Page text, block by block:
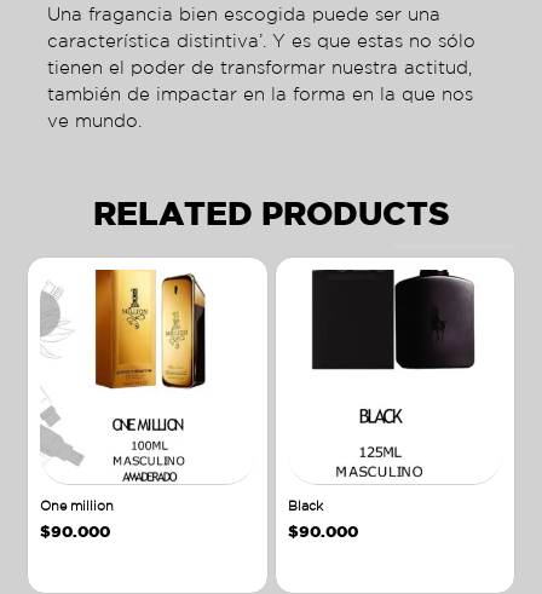
Una fragancia bien escogida puede ser una
característica distintiva’. Y es que estas no sólo
tienen el poder de transformar nuestra actitud,
también de impactar en la forma en la que nos
ve mundo.
RELATED PRODUCTS
One million
$90.000
Black
$90.000